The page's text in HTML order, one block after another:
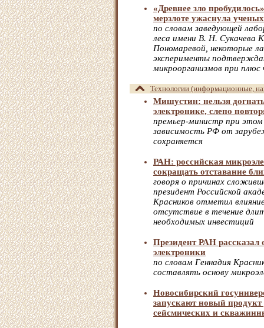
«Древнее зло
мерзлоте ужаснула ученых
по словам заведующей
леса имени В. Н.
Пономаревой, некоторые
эксперименты
микроорганизмов при плюс
Технологии (информационные,
Мишустин: нельзя
электронике, слепо
премьер-министр при
зависимость РФ от
сохраняется
РАН: российская
сокращать отставание
говоря о причинах
президент Российской
Красников отметил
отсутствие в течение
необходимых инвестиций
Президент РАН
электроники
по словам Геннадия
составлять основу
Новосибирский
запускают новый продукт
сейсмических и